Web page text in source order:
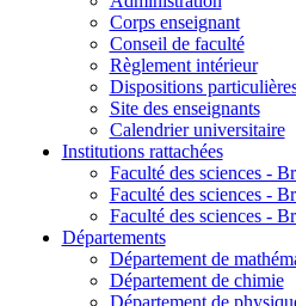
Corps enseignant
Conseil de faculté
Règlement intérieur
Dispositions
Site des enseignants
Calendrier universitaire
Institutions rattachées
Faculté des sciences -
Faculté des sciences -
Faculté des sciences -
Départements
Département de
Département de chimie
Département de